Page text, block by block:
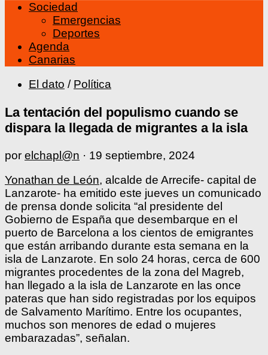
Sociedad
Emergencias
Deportes
Agenda
Canarias
El dato / Política
La tentación del populismo cuando se
dispara la llegada de migrantes a la isla
por elchapl@n · 19 septiembre, 2024
Yonathan de León, alcalde de Arrecife- capital de
Lanzarote- ha emitido este jueves un comunicado
de prensa donde solicita “al presidente del
Gobierno de España que desembarque en el
puerto de Barcelona a los cientos de emigrantes
que están arribando durante esta semana en la
isla de Lanzarote. En solo 24 horas, cerca de 600
migrantes procedentes de la zona del Magreb,
han llegado a la isla de Lanzarote en las once
pateras que han sido registradas por los equipos
de Salvamento Marítimo. Entre los ocupantes,
muchos son menores de edad o mujeres
embarazadas”, señalan.